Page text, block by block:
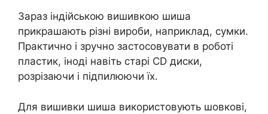
Зараз індійською вишивкою шиша
прикрашають різні вироби, наприклад, сумки.
Практично і зручно застосовувати в роботі
пластик, іноді навіть старі CD диски,
розрізаючи і підпилюючи їх.
Для вишивки шиша використовують шовкові,